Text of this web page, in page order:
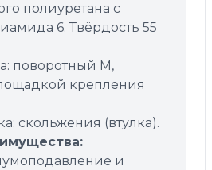
полиуретана с
6. Твёрдость 55
поворотный M,
крепления
скольжения (втулка).
и